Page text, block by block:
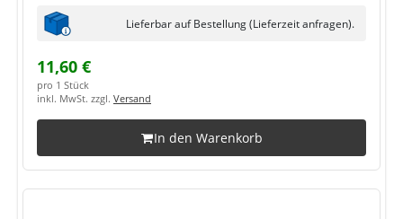
Lieferbar auf Bestellung (Lieferzeit anfragen).
11,60 €
pro 1 Stück
inkl. MwSt. zzgl. Versand
In den Warenkorb